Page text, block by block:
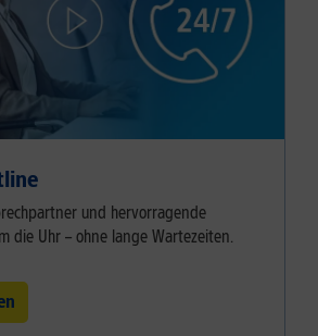
und hervorragende
die Uhr – ohne lange Wartezeiten.